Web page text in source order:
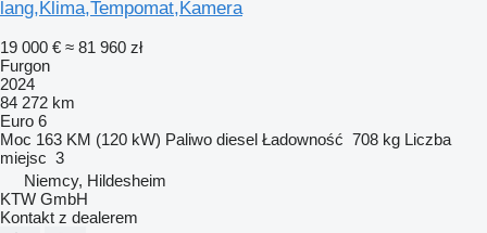
lang,Klima,Tempomat,Kamera
19 000 € ≈ 81 960 zł
Furgon
2024
84 272 km
Euro 6
Moc 163 KM (120 kW) Paliwo diesel Ładowność 708 kg Liczba
miejsc 3
Niemcy, Hildesheim
KTW GmbH
Kontakt z dealerem